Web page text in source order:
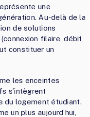
une
Au-delà de la
de solutions
filaire, débit
constituer un
les enceintes
s’intègrent
du logement étudiant.
un plus aujourd’hui,